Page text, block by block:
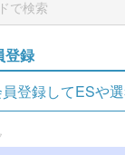
登録
登録してESや